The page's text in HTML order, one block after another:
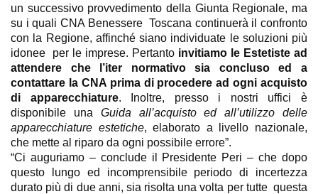
un successivo provvedimento della Giunta Regionale, ma
su i quali CNA Benessere Toscana continuerà il confronto
con la Regione, affinché siano individuate le soluzioni più
idonee per le imprese. Pertanto invitiamo le Estetiste ad
attendere che l’iter normativo sia concluso ed a
contattare la CNA prima di procedere ad ogni acquisto
di apparecchiature. Inoltre, presso i nostri uffici è
disponibile una Guida all’acquisto ed all’utilizzo delle
apparecchiature estetiche, elaborato a livello nazionale,
che mette al riparo da ogni possibile errore”.
“Ci auguriamo – conclude il Presidente Peri – che dopo
questo lungo ed incomprensibile periodo di incertezza
durato più di due anni, sia risolta una volta per tutte questa